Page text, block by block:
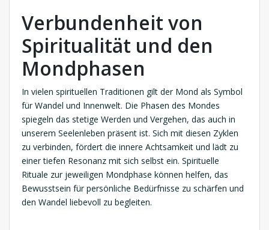
Verbundenheit von
Spiritualität und den
Mondphasen
In vielen spirituellen Traditionen gilt der Mond als Symbol
für Wandel und Innenwelt. Die Phasen des Mondes
spiegeln das stetige Werden und Vergehen, das auch in
unserem Seelenleben präsent ist. Sich mit diesen Zyklen
zu verbinden, fördert die innere Achtsamkeit und lädt zu
einer tiefen Resonanz mit sich selbst ein. Spirituelle
Rituale zur jeweiligen Mondphase können helfen, das
Bewusstsein für persönliche Bedürfnisse zu schärfen und
den Wandel liebevoll zu begleiten.